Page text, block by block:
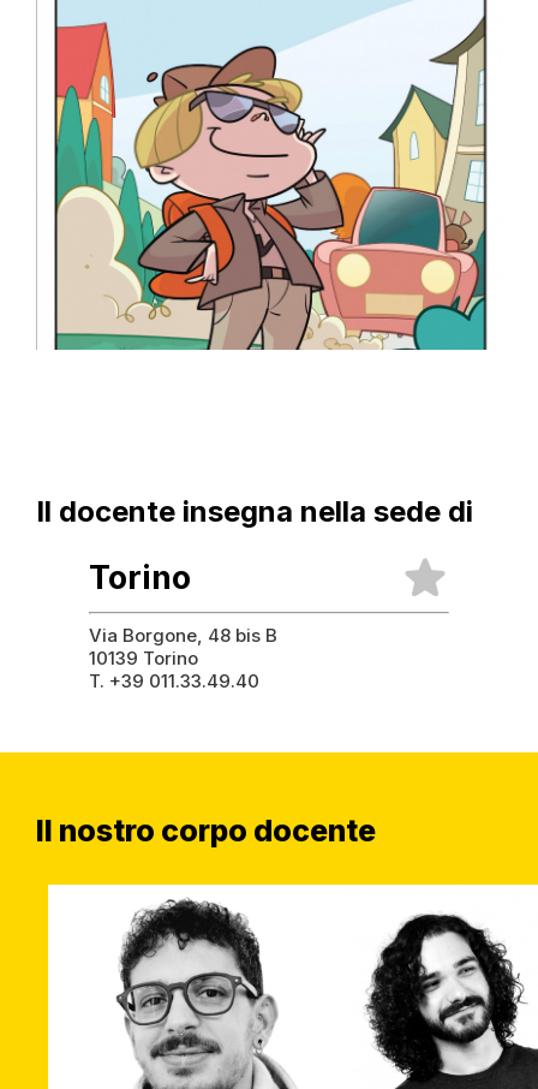
Il docente insegna nella sede di
Torino
Via Borgone, 48 bis B
10139 Torino
T. +39 011.33.49.40
Il nostro corpo docente